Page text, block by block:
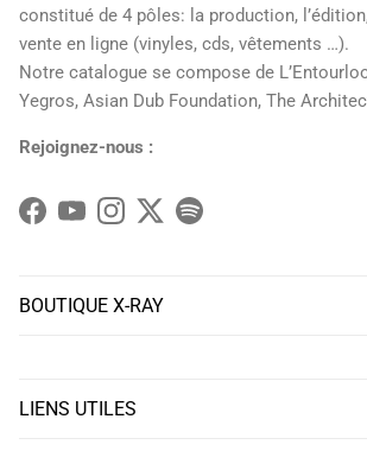
constitué de 4 pôles: la production,
vente en ligne (vinyles, cds, vêtements …).
Notre catalogue se compose de
Yegros, Asian Dub Foundation, The
Rejoignez-nous :
Facebook
YouTubeInstagram
TwitterSpotify
BOUTIQUE X-RAY
LIENS UTILES